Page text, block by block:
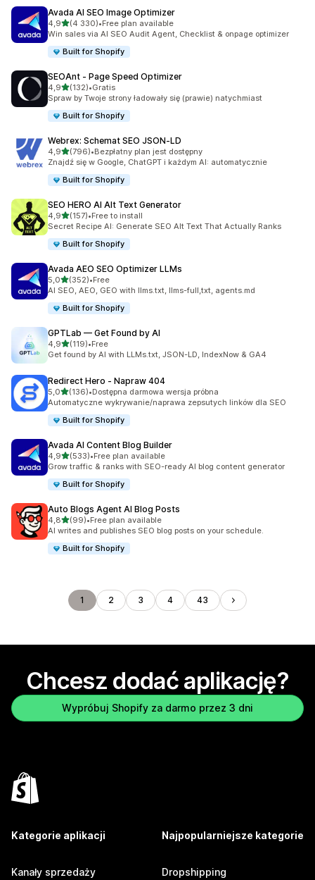
Avada AI SEO Image Optimizer
4,9na 5 gwiazdek
(4 330)
Łączna liczba recenzji: 4330
•Free plan available
Win sales via AI SEO Audit Agent, Checklist & onpage optimizer
Built for Shopify
SEOAnt ‑ Page Speed Optimizer
4,9na 5 gwiazdek
(132)
Łączna liczba recenzji: 132
•Gratis
Spraw by Twoje strony ładowały się (prawie) natychmiast
Built for Shopify
Webrex: Schemat SEO JSON‑LD
4,9na 5 gwiazdek
(796)
Łączna liczba recenzji: 796
•Bezpłatny plan jest dostępny
Znajdź się w Google, ChatGPT i każdym AI: automatycznie
Built for Shopify
SEO HERO AI Alt Text Generator
4,9na 5 gwiazdek
(157)
Łączna liczba recenzji: 157
•Free to install
Secret Recipe AI: Generate SEO Alt Text That Actually Ranks
Built for Shopify
Avada AEO SEO Optimizer LLMs
5,0na 5 gwiazdek
(352)
Łączna liczba recenzji: 352
•Free
AI SEO, AEO, GEO with llms.txt, llms-full,txt, agents.md
Built for Shopify
GPTLab — Get Found by AI
4,9na 5 gwiazdek
(119)
Łączna liczba recenzji: 119
•Free
Get found by AI with LLMs.txt, JSON-LD, IndexNow & GA4
Redirect Hero ‑ Napraw 404
5,0na 5 gwiazdek
(136)
Łączna liczba recenzji: 136
•Dostępna darmowa wersja próbna
Automatyczne wykrywanie/naprawa zepsutych linków dla SEO
Built for Shopify
Avada AI Content Blog Builder
4,9na 5 gwiazdek
(533)
Łączna liczba recenzji: 533
•Free plan available
Grow traffic & ranks with SEO-ready AI blog content generator
Built for Shopify
Auto Blogs Agent AI Blog Posts
4,8na 5 gwiazdek
(99)
Łączna liczba recenzji: 99
•Free plan available
AI writes and publishes SEO blog posts on your schedule.
Built for Shopify
1 2 3 4 43
Chcesz dodać aplikację?
Wypróbuj Shopify za darmo przez 3 dni
Kategorie aplikacji
Kanały sprzedaży
Najpopularniejsze kategorie
Dropshipping